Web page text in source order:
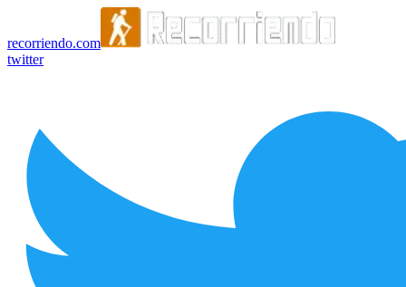
recorriendo.com
twitter